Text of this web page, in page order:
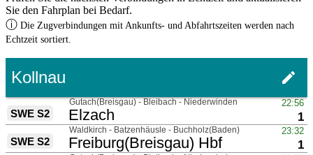
Sie den Fahrplan bei Bedarf.
ⓘ Die Zugverbindungen mit Ankunfts- und Abfahrtszeiten werden nach
Echtzeit sortiert.